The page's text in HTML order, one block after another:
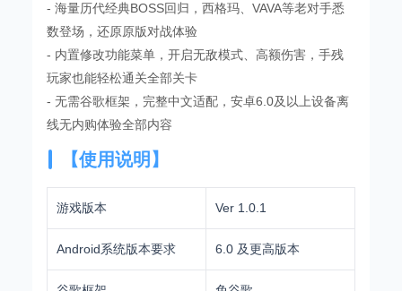
- 海量历代经典BOSS回归，西格玛、VAVA等老对手悉
数登场，还原原版对战体验
- 内置修改功能菜单，开启无敌模式、高额伤害，手残
玩家也能轻松通关全部关卡
- 无需谷歌框架，完整中文适配，安卓6.0及以上设备离
线无内购体验全部内容
【使用说明】
游戏版本 Ver 1.0.1
Android系统版本要求 6.0 及更高版本